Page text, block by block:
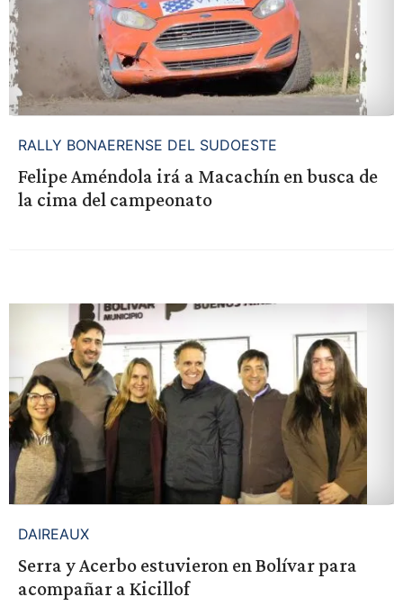
RALLY BONAERENSE DEL SUDOESTE
Felipe Améndola irá a Macachín en busca de
la cima del campeonato
DAIREAUX
Serra y Acerbo estuvieron en Bolívar para
acompañar a Kicillof